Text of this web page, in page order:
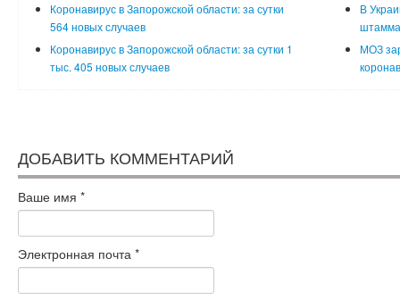
Коронавирус в Запорожской области: за сутки
564 новых случаев
В
Коронавирус в Запорожской области: за сутки 1
тыс. 405 новых случаев
МОЗ
ДОБАВИТЬ КОММЕНТАРИЙ
Ваше имя *
Электронная почта *